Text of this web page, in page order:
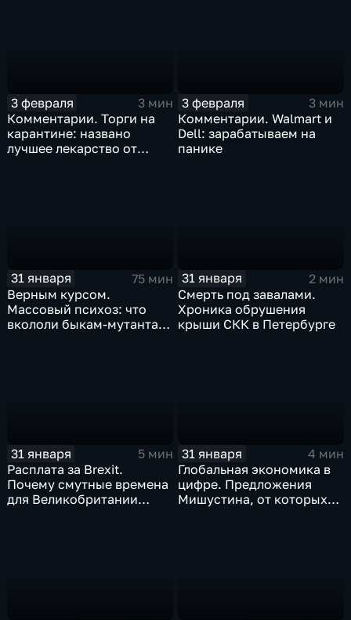
3 февраля
3 мин
Комментарии. Торги на
карантине: названо
лучшее лекарство от
3 февраля
3 мин
Комментарии. Walmart и
Dell: зарабатываем на
панике
31 января
75 мин
Верным курсом.
Массовый психоз: что
вкололи быкам-мутантам,
31 января
2 мин
Смерть под завалами.
Хроника обрушения
крыши СКК в Петербурге
31 января
5 мин
Расплата за Brexit.
Почему смутные времена
для Великобритании
31 января
4 мин
Глобальная экономика в
цифре. Предложения
Мишустина, от которых